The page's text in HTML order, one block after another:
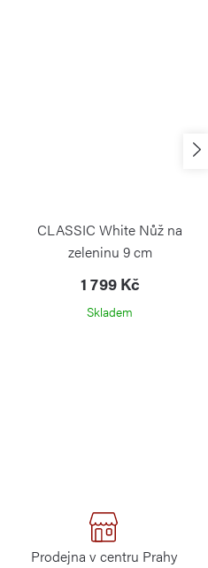
CLASSIC White Nůž na
zeleninu 9 cm
1 799 Kč
Skladem
Prodejna v centru Prahy